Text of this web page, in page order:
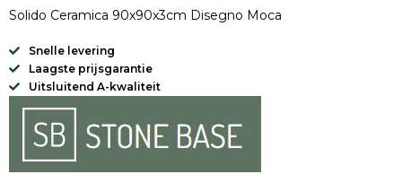
Solido Ceramica 90x90x3cm Disegno Moca
Snelle levering
Laagste prijsgarantie
Uitsluitend A-kwaliteit